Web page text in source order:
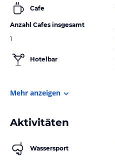
Cafe
Anzahl Cafes insgesamt
1
Hotelbar
Mehr anzeigen
Aktivitäten
Wassersport